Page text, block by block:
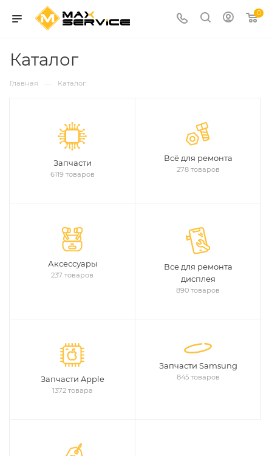
0
Каталог
Главная — Каталог
Запчасти
6119 товаров
Всё для ремонта
278 товаров
Аксессуары
237 товаров
Все для ремонта
дисплея
890 товаров
Запчасти Apple
1372 товара
Запчасти Samsung
845 товаров